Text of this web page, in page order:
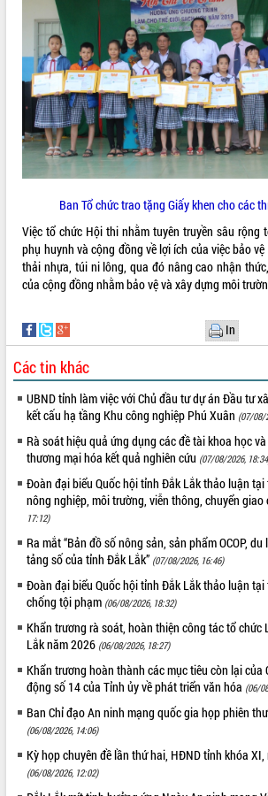
phát triển mới
Thường trực HĐND tỉnh Đắk Lắk gặp
mặt Đoàn chuyên gia y tế TP. Hồ Chí
Minh
Lễ truy điệu và an táng hài cốt liệt sĩ
tại Nghĩa trang Liệt sĩ xã Sơn Hòa
Bàn giải pháp tháo gỡ khó khăn trong
xuất khẩu sầu riêng và triển khai quy
định EUDR
Thứ trưởng Bộ Nông nghiệp và Môi
trường Nguyễn Hoàng Hiệp khảo sát
vùng trồng và doanh nghiệp đóng gói
sầu riêng tại Đắk Lắk
Trình diễn nghệ thuật chế biến các
món ăn từ sầu riêng
tiến đầu tư tỉnh
Ngành cá ngừ Đắk Lắk chủ động thích
ứng để giữ vững thị trường xuất khẩu
Diễn đàn Kinh tế tư nhân Việt Nam đột
phá cơ chế - Hợp tác công tư
Đề án 06 tạo bước ngoặt đột phá trong
cải cách hành chính tỉnh Đắk Lắk
Kết nối tour, đẩy mạnh chuyển đổi số
để phát triển du lịch Đắk Lắk
Khởi động Dự án Đầu tư xây dựng hạ
tầng kỹ thuật Cụm công nghiệp Tân
Tiến
Gặp mặt các cơ quan báo chí nhân Kỷ
niệm 101 năm Ngày Báo chí Cách
mạng Việt Nam
Đắk Lắk sơ kết 4 năm triển khai thực
hiện Đề án 06 của Chính phủ
Họp báo thông tin về Hội nghị Công bố
Quy hoạch và Xúc tiến đầu tư tỉnh Đắk
Khơi thông điểm nghẽn, đẩy nhanh
giải ngân vốn khắc phục thiên tai
HĐND tỉnh thông qua điều chỉnh Quy
hoạch tỉnh thời kỳ 2021-2030
THỐNG KÊ TRUY CẬP
Hôm nay: 8331
Tất cả: 66053654
Ban Tổ chức trao tặng Giấy khen cho các
Việc tổ chức Hội thi nhằm tuyên truyền sâu rộng
phụ huynh và cộng đồng về lợi ích của việc bảo
thải nhựa, túi ni lông, qua đó nâng cao nhận
của cộng đồng nhằm bảo vệ và xây dựng môi
In
Các tin khác
UBND tỉnh làm việc với Chủ đầu tư dự án Đầu tư
kết cấu hạ tầng Khu công nghiệp Phú Xuân (07/08/
Rà soát hiệu quả ứng dụng các đề tài khoa học
thương mại hóa kết quả nghiên cứu (07/08/2026,
Đoàn đại biểu Quốc hội tỉnh Đắk Lắk thảo luận tại
nông nghiệp, môi trường, viễn thông, chuyển giao
17:12)
Ra mắt “Bản đồ số nông sản, sản phẩm OCOP,
tảng số của tỉnh Đắk Lắk” (07/08/2026, 16:46)
Đoàn đại biểu Quốc hội tỉnh Đắk Lắk thảo luận tại
chống tội phạm (06/08/2026, 18:32)
Khẩn trương rà soát, hoàn thiện công tác tổ chức
Lắk năm 2026 (06/08/2026, 18:27)
Khẩn trương hoàn thành các mục tiêu còn lại của
động số 14 của Tỉnh ủy về phát triển văn hóa (06/
Ban Chỉ đạo An ninh mạng quốc gia họp phiên
(06/08/2026, 14:06)
Kỳ họp chuyên đề lần thứ hai, HĐND tỉnh khóa
(06/08/2026, 12:02)